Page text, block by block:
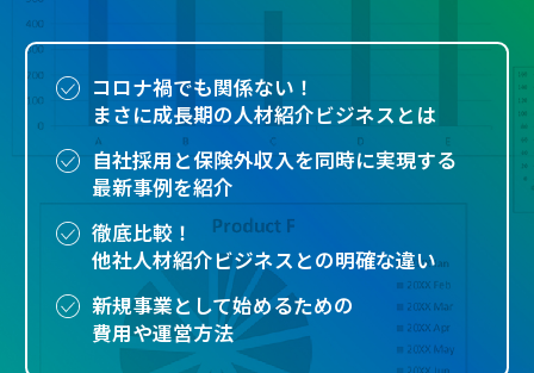
コロナ禍でも関係ない！
まさに成長期の人材紹介ビジネスとは
自社採用と保険外収入を同時に実現する
最新事例を紹介
徹底比較！
他社人材紹介ビジネスとの明確な違い
新規事業として始めるための
費用や運営方法